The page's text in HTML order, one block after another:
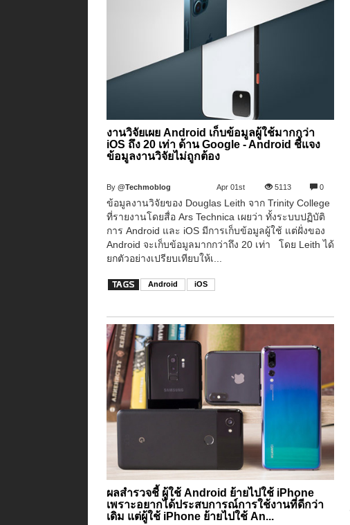
งานวิจัยเผย Android เก็บข้อมูลผู้ใช้มากกว่า
iOS ถึง 20 เท่า ด้าน Google - Android ชี้แจง
ข้อมูลงานวิจัยไม่ถูกต้อง
By@Techmoblog Apr 01st 5113 0
ข้อมูลงานวิจัยของ Douglas Leith จาก Trinity College
ที่รายงานโดยสื่อ Ars Technica เผยว่า ทั้งระบบปฏิบัติ
การ Android และ iOS มีการเก็บข้อมูลผู้ใช้ แต่ฝั่งของ
Android จะเก็บข้อมูลมากกว่าถึง 20 เท่า โดย Leith ได้
ยกตัวอย่างเปรียบเทียบให้เ...
Android iOS
ผลสำรวจชี้ ผู้ใช้ Android ย้ายไปใช้ iPhone
เพราะอยากได้ประสบการณ์การใช้งานที่ดีกว่า
เดิม แต่ผู้ใช้ iPhone ย้ายไปใช้ An...